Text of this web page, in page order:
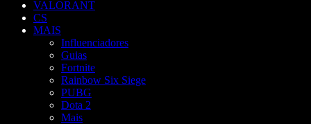
VALORANT
CS
MAIS
Influenciadores
Guias
Fortnite
Rainbow Six Siege
PUBG
Dota 2
Mais